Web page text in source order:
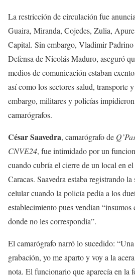
La restricción de circulación fue
Guaira, Miranda, Cojedes, Zulia,
Capital. Sin embargo, Vladimir
Defensa de Nicolás Maduro, aseguró
medios de comunicación estaban
así como los sectores salud, transporte
embargo, militares y policías
camarógrafos.
César Saavedra, camarógrafo de
CNVE24, fue intimidado por un
cuando cubría el cierre de un local en
Caracas. Saavedra estaba registrando
celular cuando la policía pedía a los
establecimiento pues vendían “insumos
donde no les correspondía”.
El camarógrafo narró lo sucedido:
grabación, yo me aparto y voy a la
nota. El funcionario que aparecía en la